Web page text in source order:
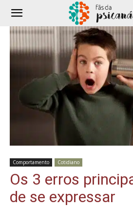
Comportamento Cotidiano
Os 3 erros
de se expressar